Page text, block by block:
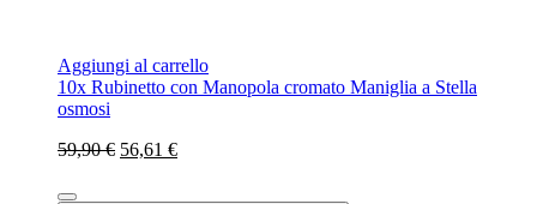
Aggiungi al carrello
10x Rubinetto con Manopola cromato Maniglia a Stella
osmosi
59,90 € 56,61 €